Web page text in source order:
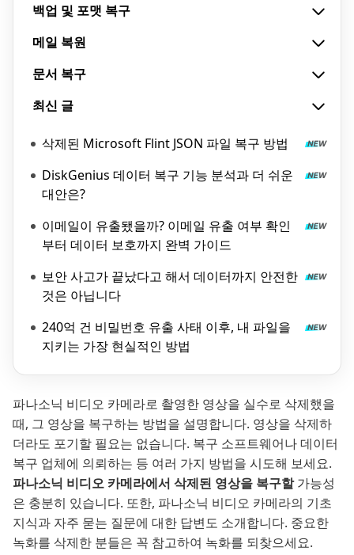
백업 및 포맷 복구
메일 복원
문서 복구
최신 글
삭제된 Microsoft Flint JSON 파일 복구 방법
DiskGenius 데이터 복구 기능 분석과 더 쉬운
대안은?
이메일이 유출됐을까? 이메일 유출 여부 확인
부터 데이터 보호까지 완벽 가이드
보안 사고가 끝났다고 해서 데이터까지 안전한
것은 아닙니다
240억 건 비밀번호 유출 사태 이후, 내 파일을
지키는 가장 현실적인 방법
파나소닉 비디오 카메라로 촬영한 영상을 실수로 삭제했을
때, 그 영상을 복구하는 방법을 설명합니다. 영상을 삭제하
더라도 포기할 필요는 없습니다. 복구 소프트웨어나 데이터
복구 업체에 의뢰하는 등 여러 가지 방법을 시도해 보세요.
파나소닉 비디오 카메라에서 삭제된 영상을 복구할가능성
은 충분히 있습니다. 또한, 파나소닉 비디오 카메라의 기초
지식과 자주 묻는 질문에 대한 답변도 소개합니다. 중요한
녹화를 삭제한 분들은 꼭 참고하여 녹화를 되찾으세요.